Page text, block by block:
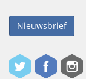
Nieuwsbrief